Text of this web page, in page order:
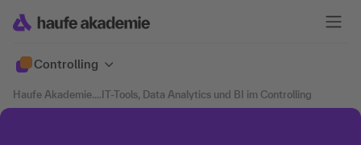
Controlling
Haufe Akademie....IT-Tools, Data Analytics und BI im Controlling